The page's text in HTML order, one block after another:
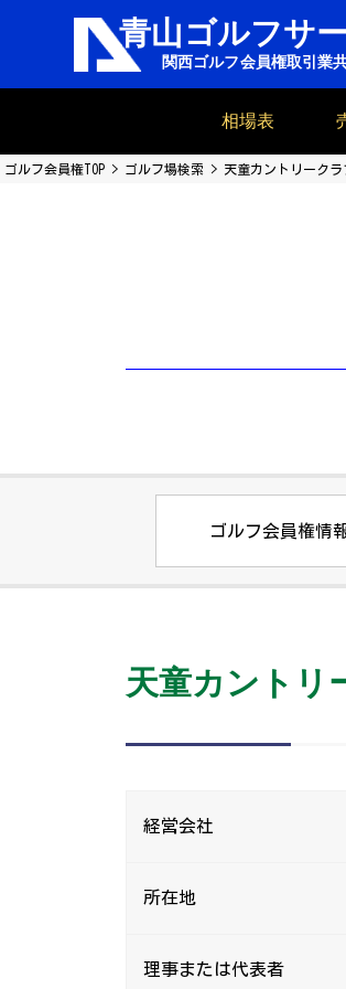
相場表
ゴルフ会員権TOP ゴルフ場検索 天童カントリークラ
ゴルフ会員権情
天童カントリ
経営会社
所在地
理事または代表者